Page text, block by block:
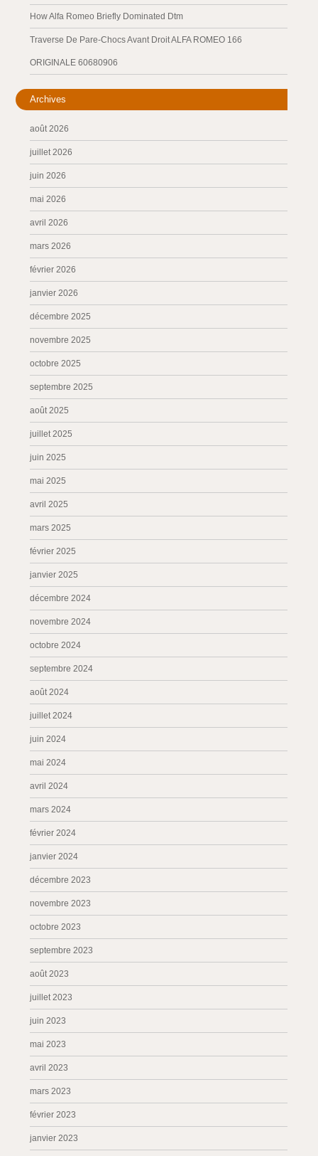
How Alfa Romeo Briefly Dominated Dtm
Traverse De Pare-Chocs Avant Droit ALFA ROMEO 166
ORIGINALE 60680906
Archives
août 2026
juillet 2026
juin 2026
mai 2026
avril 2026
mars 2026
février 2026
janvier 2026
décembre 2025
novembre 2025
octobre 2025
septembre 2025
août 2025
juillet 2025
juin 2025
mai 2025
avril 2025
mars 2025
février 2025
janvier 2025
décembre 2024
novembre 2024
octobre 2024
septembre 2024
août 2024
juillet 2024
juin 2024
mai 2024
avril 2024
mars 2024
février 2024
janvier 2024
décembre 2023
novembre 2023
octobre 2023
septembre 2023
août 2023
juillet 2023
juin 2023
mai 2023
avril 2023
mars 2023
février 2023
janvier 2023